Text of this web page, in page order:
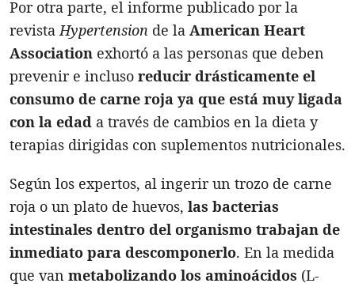
Por otra parte, el informe publicado por la
revista Hypertension de la American Heart
Association exhortó a las personas que deben
prevenir e incluso reducir drásticamente el
consumo de carne roja ya que está muy ligada
con la edad a través de cambios en la dieta y
terapias dirigidas con suplementos nutricionales.
Según los expertos, al ingerir un trozo de carne
roja o un plato de huevos, las bacterias
intestinales dentro del organismo trabajan de
inmediato para descomponerlo. En la medida
que van metabolizando los aminoácidos (L-